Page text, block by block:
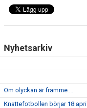
Nyhetsarkiv
Om olyckan är framme....
Knattefotbollen börjar 18 april